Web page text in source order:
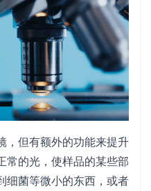
，但有额外的功能来提升
常的光，使样品的某些部
细菌等微小的东西，或者